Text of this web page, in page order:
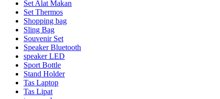
Set Alat Makan
Set Thermos
Shopping bag
Sling Bag
Souvenir Set
Speaker Bluetooth
speaker LED
Sport Bottle
Stand Holder
Tas Laptop
Tas Lipat